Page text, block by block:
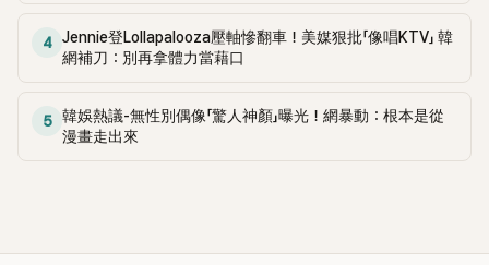
4
Jennie登Lollapalooza壓軸慘翻車！美媒狠批「像唱KTV」 韓
網補刀：別再拿體力當藉口
5
韓娛熱議-無性別偶像「驚人神顏」曝光！網暴動：根本是從
漫畫走出來